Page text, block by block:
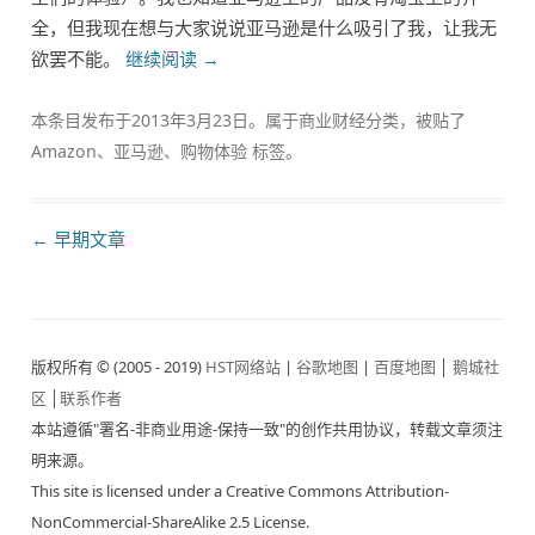
全，但我现在想与大家说说亚马逊是什么吸引了我，让我无
欲罢不能。继续阅读 →
本条目发布于2013年3月23日。属于商业财经分类，被贴了
Amazon、 亚马逊、 购物体验 标签。
文
← 早期文章
版权所有 © (2005 - 2019) HST网络站 |谷歌地图 |百度地图 │鹅城社
区 │联系作者
本站遵循"署名-非商业用途-保持一致"的创作共用协议，转载文章须注
明来源。
This site is licensed under a Creative Commons Attribution-
NonCommercial-ShareAlike 2.5 License.